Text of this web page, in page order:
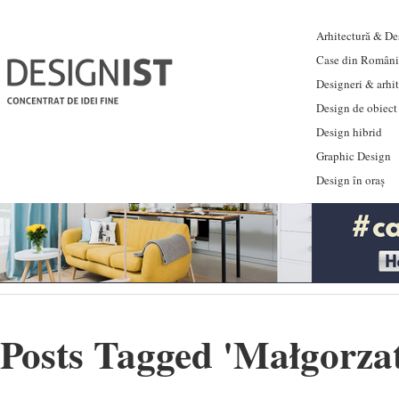
Arhitectură &
Case din
Designeri &
Design de obiect
Design hibrid
Graphic Design
Design în oraș
Posts Tagged '